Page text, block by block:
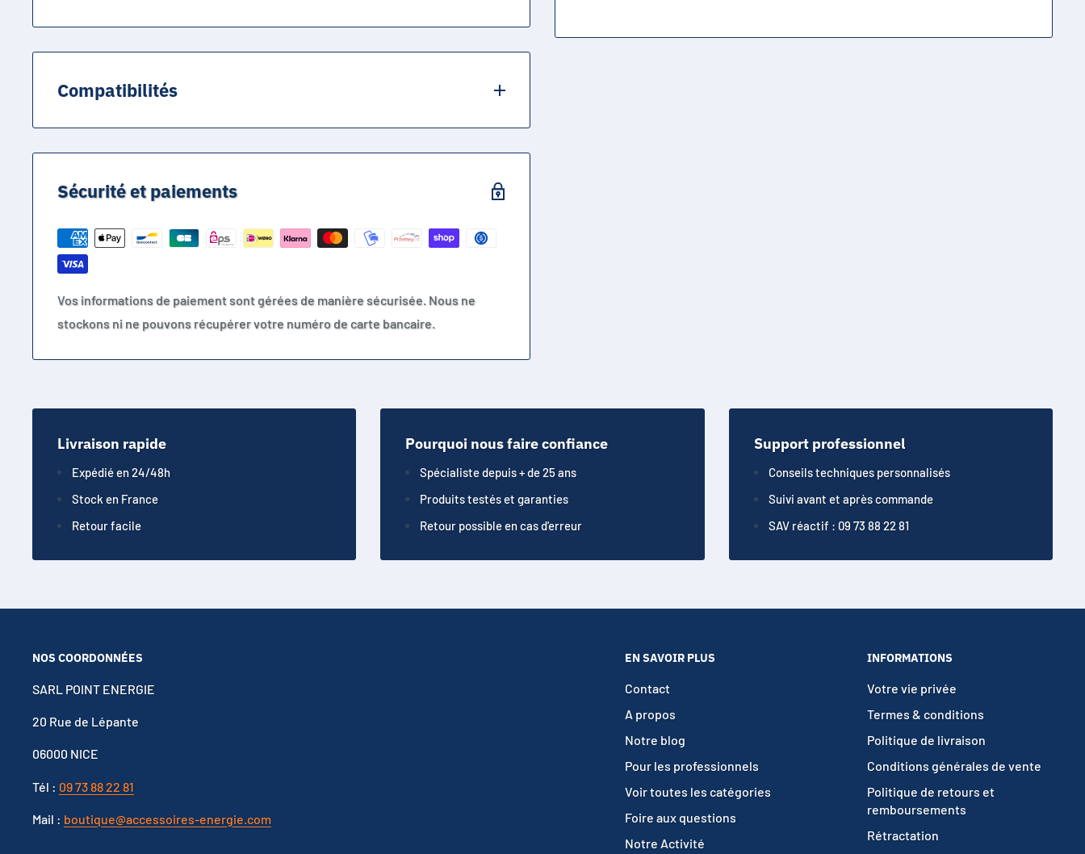
Compatibilités
Même dimensions que les références suivantes:
Faire attention au petit PIN qui peu être rajouté
APR18650M1A
INR18650
18650C4
B18650CA
C18650CC
18650-2200
CMICR18650F
18650-2000mAh
18650-2200mAh
GP18650CH
GP1865L180
ICR18650NH
ICR18650NM
LGAAHD21865
LGAAMF11865
Sécurité et paiements
Vos informations de paiement sont gérées de manière sécurisée. Nous ne
stockons ni ne pouvons récupérer votre numéro de carte bancaire.
Livraison rapide
Expédié en 24/48h
Stock en France
Retour facile
Pourquoi nous faire confiance
Spécialiste depuis + de 25 ans
Produits testés et garanties
Retour possible en cas d'erreur
Support professionnel
Conseils techniques personnalisés
Suivi avant et après commande
SAV réactif : 09 73 88 22 81
NOS COORDONNÉES
SARL POINT ENERGIE
20 Rue de Lépante
06000 NICE
Tél : 09 73 88 22 81
Mail : boutique@accessoires-energie.com
EN SAVOIR PLUS
Contact
A propos
Notre blog
Pour les professionnels
Voir toutes les catégories
Foire aux questions
Notre Activité
INFORMATIONS
Votre vie privée
Termes & conditions
Politique de livraison
Conditions générales de vente
Politique de retours et
remboursements
Rétractation